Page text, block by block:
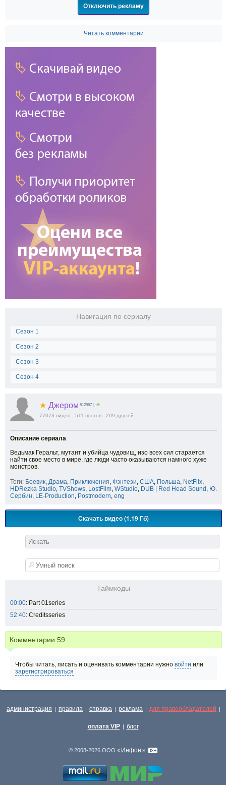
Отключить рекламу
Читать комментарии
Навигация по сериалу
Сезон 1
Сезон 2
Сезон 3
Сезон 4
★ Джером 512967 | +6
77073 видео 511 постов 209 друзей
Описание сериала
Ведьмак Геральт, мутант и убийца чудовищ, изо всех сил старается
найти свое место в мире, где люди часто оказываются намного хуже
монстров.
Теги: Боевик Драма Приключения Фэнтези США Польша NetFlix
HDRezka Studio TVShows LostFilm WStudio DUB | Red Head Sound Ю.
Сербин LE-Production Postmodern eng
Скачать видео (1.19 Гб)
Таймкоды
00:00: Part 01series
52:40: Creditsseries
Комментарии 59
Чтобы читать, писать и оценивать комментарии нужно войти или
зарегистрироваться
администрация | правила | справка | реклама | для правообладателей |
оплата VIP | блог
© 2008-2026 ООО « Инфон »